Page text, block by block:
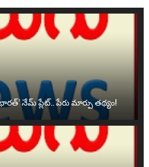
నేమ్ ప్లేట్‌.. పేరు మార్పు తథ్యం!